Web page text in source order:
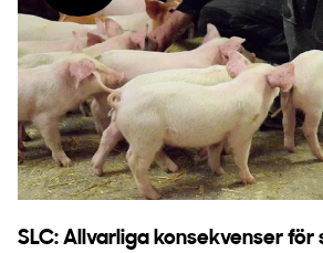
SLC: Allvarliga konsekvenser för